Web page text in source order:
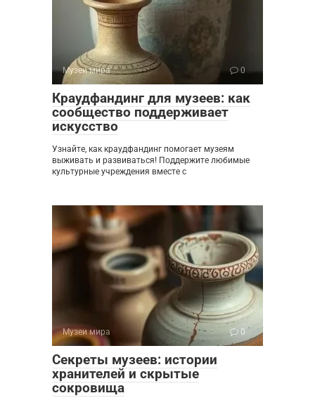
Музеи мира 0
Краудфандинг для музеев: как
сообщество поддерживает
искусство
Узнайте, как краудфандинг помогает музеям
выживать и развиваться! Поддержите любимые
культурные учреждения вместе с
Музеи мира 0
Секреты музеев: истории
хранителей и скрытые
сокровища